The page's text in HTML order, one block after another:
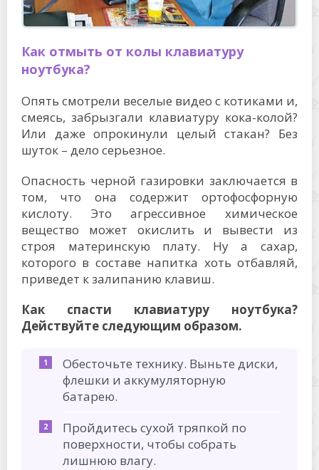
Как отмыть от колы клавиатуру
ноутбука?
Опять смотрели веселые видео с котиками и,
смеясь, забрызгали клавиатуру кока-колой?
Или даже опрокинули целый стакан? Без
шуток – дело серьезное.
Опасность черной газировки заключается в
том, что она содержит ортофосфорную
кислоту. Это агрессивное химическое
вещество может окислить и вывести из
строя материнскую плату. Ну а сахар,
которого в составе напитка хоть отбавляй,
приведет к залипанию клавиш.
Как спасти клавиатуру ноутбука?
Действуйте следующим образом.
Обесточьте технику. Выньте диски,
флешки и аккумуляторную
батарею.
Пройдитесь сухой тряпкой по
поверхности, чтобы собрать
лишнюю влагу.